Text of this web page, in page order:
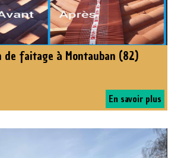
de faitage à Montauban (82)
En savoir plus